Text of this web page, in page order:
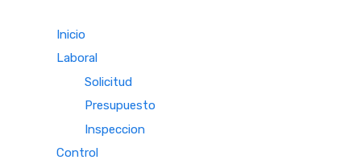
Inicio
Laboral
Solicitud
Presupuesto
Inspeccion
Control